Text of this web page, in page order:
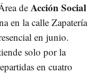
de Acción Social
en la calle Zapatería
en junio.
solo por la
en cuatro